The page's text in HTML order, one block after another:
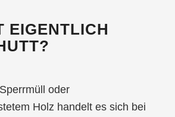
EIGENTLICH
oder
Holz handelt es sich bei